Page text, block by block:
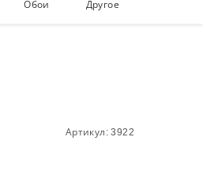
Обои Другое
Артикул: 3922